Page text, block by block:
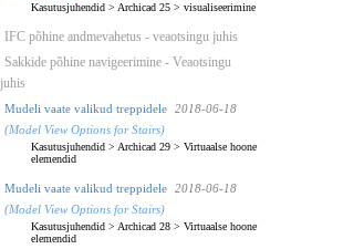
Kasutusjuhendid > Archicad 25 > visualiseerimine
IFC põhine andmevahetus - veaotsingu juhis
Sakkide põhine navigeerimine - Veaotsingu
juhis
Mudeli vaate valikud treppidele
2018-06-18
(Model View Options for Stairs)
Kasutusjuhendid > Archicad 29 > Virtuaalse hoone
elemendid
Mudeli vaate valikud treppidele
2018-06-18
(Model View Options for Stairs)
Kasutusjuhendid > Archicad 28 > Virtuaalse hoone
elemendid